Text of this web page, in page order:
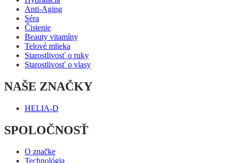
Anti-Aging
Séra
Čistenie
Beauty vitamíny
Telové mlieka
Starostlivosť o ruky
Starostlivosť o vlasy
NAŠE ZNAČKY
HELIA-D
SPOLOČNOSŤ
O značke
Technológia